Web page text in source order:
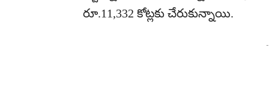
రూ.11,332 కోట్లకు చేరుకున్నాయి.